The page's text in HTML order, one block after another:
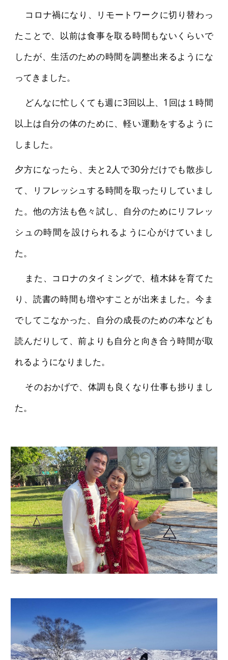
コロナ禍になり、リモートワークに切り替わっ
たことで、以前は食事を取る時間もないくらいで
したが、生活のための時間を調整出来るようにな
ってきました。
どんなに忙しくても週に3回以上、1回は１時間
以上は自分の体のために、軽い運動をするように
しました。
夕方になったら、夫と2人で30分だけでも散歩し
て、リフレッシュする時間を取ったりしていまし
た。他の方法も色々試し、自分のためにリフレッ
シュの時間を設けられるように心がけていまし
た。
また、コロナのタイミングで、植木鉢を育てた
り、読書の時間も増やすことが出来ました。今ま
でしてこなかった、自分の成長のための本なども
読んだりして、前よりも自分と向き合う時間が取
れるようになりました。
そのおかげで、体調も良くなり仕事も捗りまし
た。